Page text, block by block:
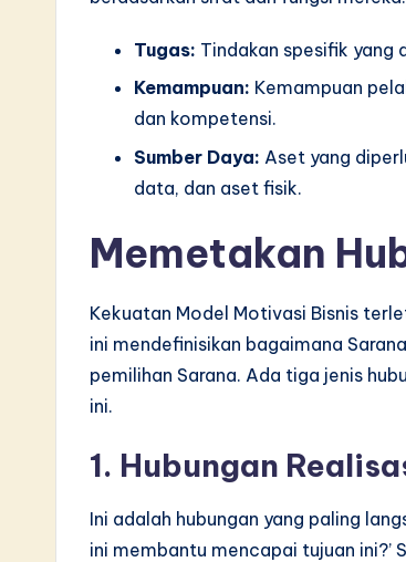
Tugas: Tindakan spesifik yang
Kemampuan: Kemampuan
dan kompetensi.
Sumber Daya: Aset yang
data, dan aset fisik.
Memetakan
Kekuatan Model Motivasi Bisnis
ini mendefinisikan bagaimana
pemilihan Sarana. Ada tiga jenis
ini.
1. Hubungan
Ini adalah hubungan yang paling
ini membantu mencapai tujuan ini?’